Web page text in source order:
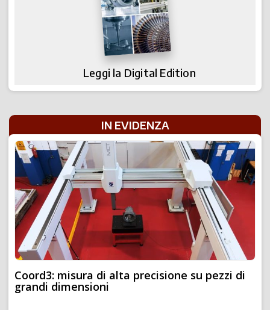
Leggi la Digital Edition
IN EVIDENZA
Coord3: misura di alta precisione su pezzi di
grandi dimensioni